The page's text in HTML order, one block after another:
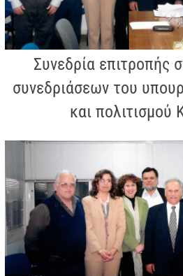
Συνεδρία επιτροπής
συνεδριάσεων του
και πολιτισμού